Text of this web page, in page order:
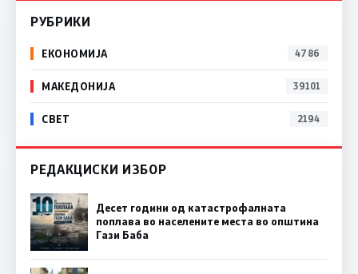
РУБРИКИ
ЕКОНОМИЈА 4786
МАКЕДОНИЈА 39101
СВЕТ 2194
РЕДАКЦИСКИ ИЗБОР
Десет години од катастрофалната
поплава во населените места во општина
Гази Баба